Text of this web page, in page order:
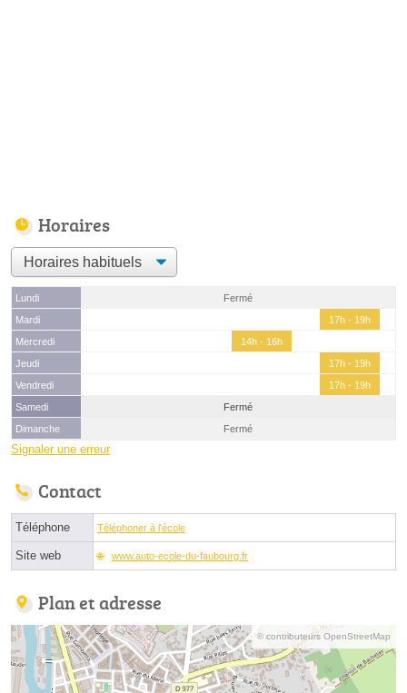
Horaires
Lundi
Fermé
Mardi
17h - 19h
Mercredi
14h - 16h
Jeudi
17h - 19h
Vendredi
17h - 19h
Samedi
Fermé
Dimanche
Fermé
Signaler une erreur
Contact
Téléphone Téléphoner à l'école
Site web www.auto-ecole-du-faubourg.fr
Plan et adresse
© contributeurs OpenStreetMap